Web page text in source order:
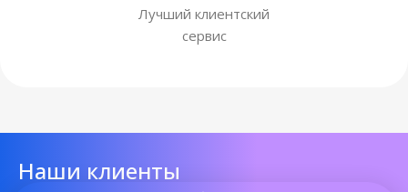
Лучший клиентский
сервис
Наши клиенты